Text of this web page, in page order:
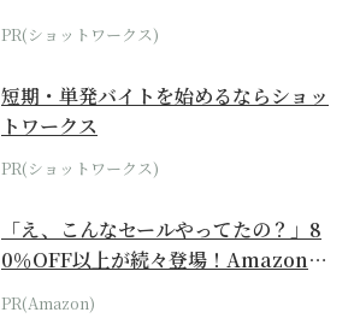
PR(ショットワークス)
短期・単発バイトを始めるならショッ
トワークス
PR(ショットワークス)
「え、こんなセールやってたの？」8
0％OFF以上が続々登場！Amazonの
本気が...
PR(Amazon)